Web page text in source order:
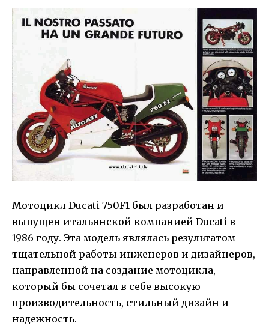
Мотоцикл Ducati 750F1 был разработан и
выпущен итальянской компанией Ducati в
1986 году. Эта модель являлась результатом
тщательной работы инженеров и дизайнеров,
направленной на создание мотоцикла,
который бы сочетал в себе высокую
производительность, стильный дизайн и
надежность.